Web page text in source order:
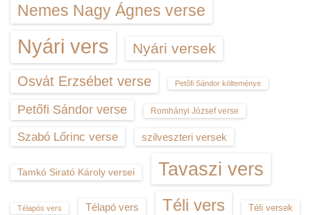
Nemes Nagy Ágnes verse
Nyári vers Nyári versek
Osvát Erzsébet verse Petőfi Sándor költeménye
Petőfi Sándor verse Romhányi József verse
Szabó Lőrinc verse szilveszteri versek
Tamkó Sirató Károly versei Tavaszi vers
Télapós vers Télapó vers Téli vers Téli versek